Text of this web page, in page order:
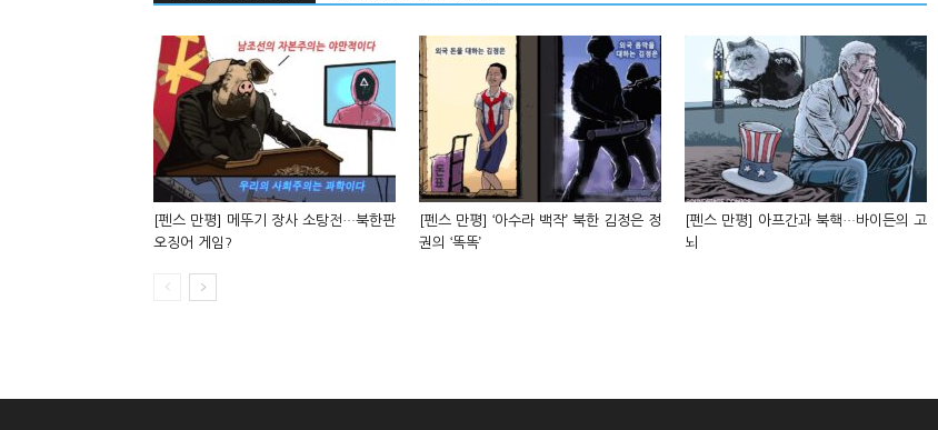
[펜스 만평] 메뚜기 장사 소탕전…북한판
오징어 게임?
[펜스 만평] ‘아수라 백작’ 북한 김정은 정
권의 ‘똑똑’
[펜스 만평] 아프간과 북핵…바이든의 고
뇌